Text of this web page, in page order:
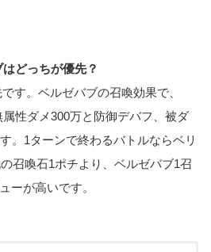
どっちが優先？
す。ベルゼバブの召喚効果で、
性ダメ300万と防御デバフ、被ダ
。1ターンで終わるバトルならベリ
召喚石1ポチより、ベルゼバブ1召
ーが高いです。